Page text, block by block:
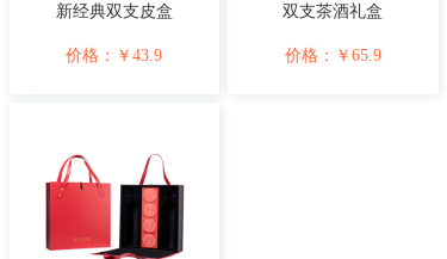
新经典双支皮盒
价格： ￥43.9
双支茶酒礼盒
价格： ￥ 65.9